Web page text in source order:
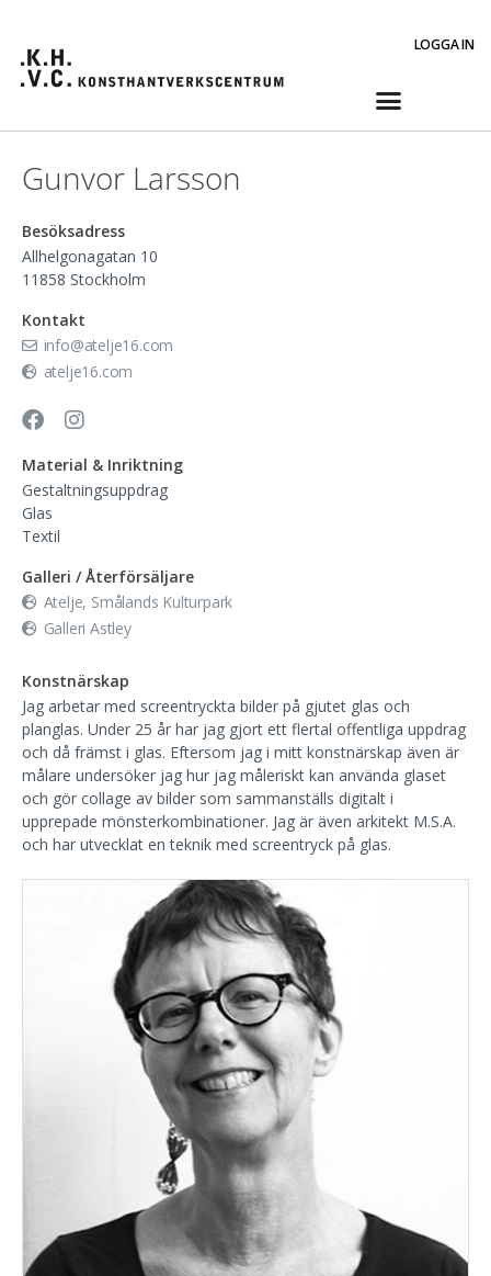
LOGGA IN
Gunvor Larsson
Besöksadress
Allhelgonagatan 10
11858 Stockholm
Kontakt
info@atelje16.com
atelje16.com
Material & Inriktning
Gestaltningsuppdrag
Glas
Textil
Galleri / Återförsäljare
Atelje, Smålands Kulturpark
Galleri Astley
Konstnärskap
Jag arbetar med screentryckta bilder på gjutet glas och
planglas. Under 25 år har jag gjort ett flertal offentliga uppdrag
och då främst i glas. Eftersom jag i mitt konstnärskap även är
målare undersöker jag hur jag måleriskt kan använda glaset
och gör collage av bilder som sammanställs digitalt i
upprepade mönsterkombinationer. Jag är även arkitekt M.S.A.
och har utvecklat en teknik med screentryck på glas.